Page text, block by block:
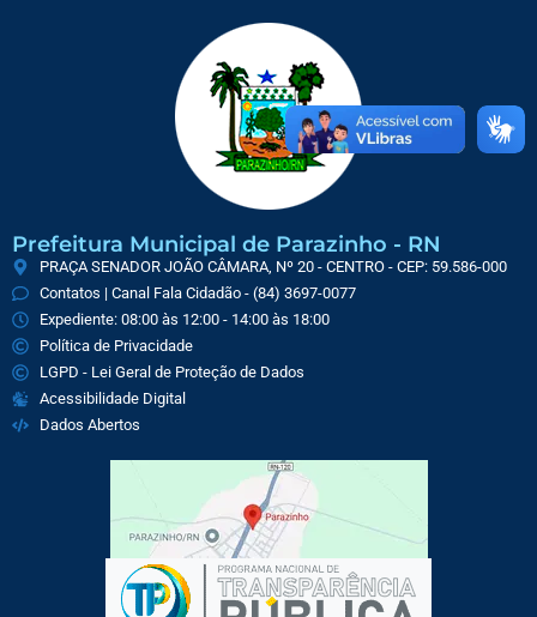
Prefeitura Municipal de Parazinho - RN
PRAÇA SENADOR JOÃO CÂMARA, Nº 20 - CENTRO - CEP: 59.586-000
Contatos | Canal Fala Cidadão - (84) 3697-0077
Expediente: 08:00 às 12:00 - 14:00 às 18:00
Política de Privacidade
LGPD - Lei Geral de Proteção de Dados
Acessibilidade Digital
Dados Abertos